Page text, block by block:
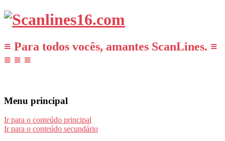
≡ Para todos vocês, amantes ScanLines. ≡
≡ ≡ ≡
Menu principal
Ir para o conteúdo principal
Ir para o conteúdo secundário